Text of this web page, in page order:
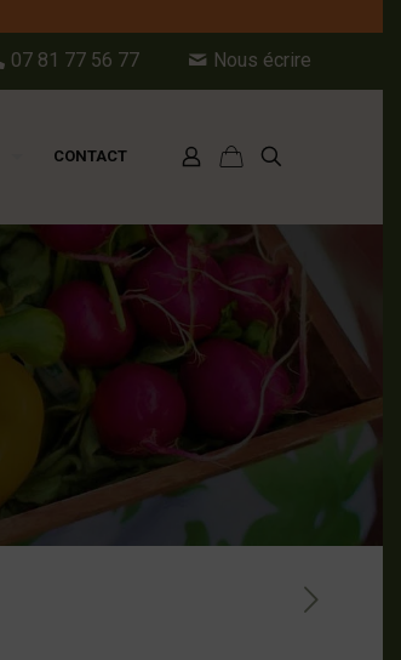
07 81 77 56 77 Nous écrire
CONTACT